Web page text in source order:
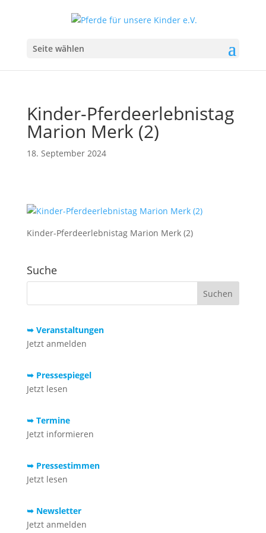
Seite wählen
Kinder-Pferdeerlebnistag
Marion Merk (2)
18. September 2024
Kinder-Pferdeerlebnistag Marion Merk (2)
Suche
➥ Veranstaltungen
Jetzt anmelden
➥ Pressespiegel
Jetzt lesen
➥ Termine
Jetzt informieren
➥ Pressestimmen
Jetzt lesen
➥ Newsletter
Jetzt anmelden